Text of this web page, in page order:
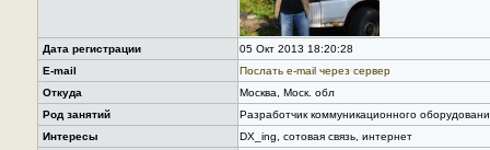
Дата регистрации
05 Окт 2013 18:20:28
E-mail
Послать е-mail через сервер
Откуда
Москва, Mоск. обл
Род занятий
Разработчик коммуникационного
Интересы
DX_ing, сотовая связь, интернет